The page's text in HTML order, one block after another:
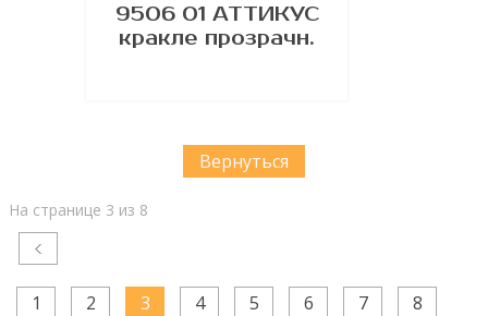
9506 01 АТТИКУС
кракле прозрачн.
Вернуться
На странице 3 из 8
1 2 3 4 5 6 7 8